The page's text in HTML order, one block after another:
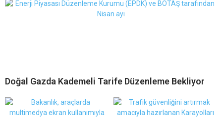
Doğal Gazda Kademeli Tarife Düzenleme Bekliyor